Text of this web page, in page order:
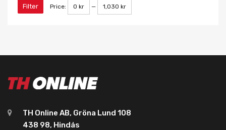
Filter Price: 0 kr — 1,030 kr
TH Online AB, Gröna Lund 108
438 98, Hindås